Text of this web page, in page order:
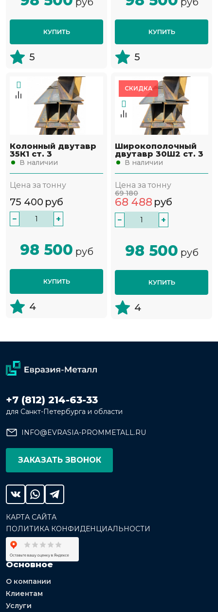
КУПИТЬ
5
КУПИТЬ
5
Колонный двутавр
35К1 ст. 3
В наличии
Цена за тонну
75 400 руб
− +
98 500 руб
КУПИТЬ
4
СКИДКА
Широкополочный
двутавр 30Ш2 ст. 3
В наличии
Цена за тонну
69 180
68 488 руб
− +
98 500 руб
КУПИТЬ
4
+7 (812) 214-63-33
для Санкт-Петербурга и области
INFO@EVRASIA-PROMMETALL.RU
ЗАКАЗАТЬ ЗВОНОК
КАРТА САЙТА
ПОЛИТИКА КОНФИДЕНЦИАЛЬНОСТИ
Основное
О компании
Клиентам
Услуги